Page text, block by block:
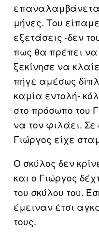
μήνες. Του
εξετάσεις -δεν
πως θα πρέπει να
ξεκίνησε να
πήγε αμέσως
καμία εντολή-
στο πρόσωπο του
να τον φιλάει.
Γιώργος είχε
Ο σκύλος δεν
και ο Γιώργος
του σκύλου του.
έμειναν έτσι
τους.